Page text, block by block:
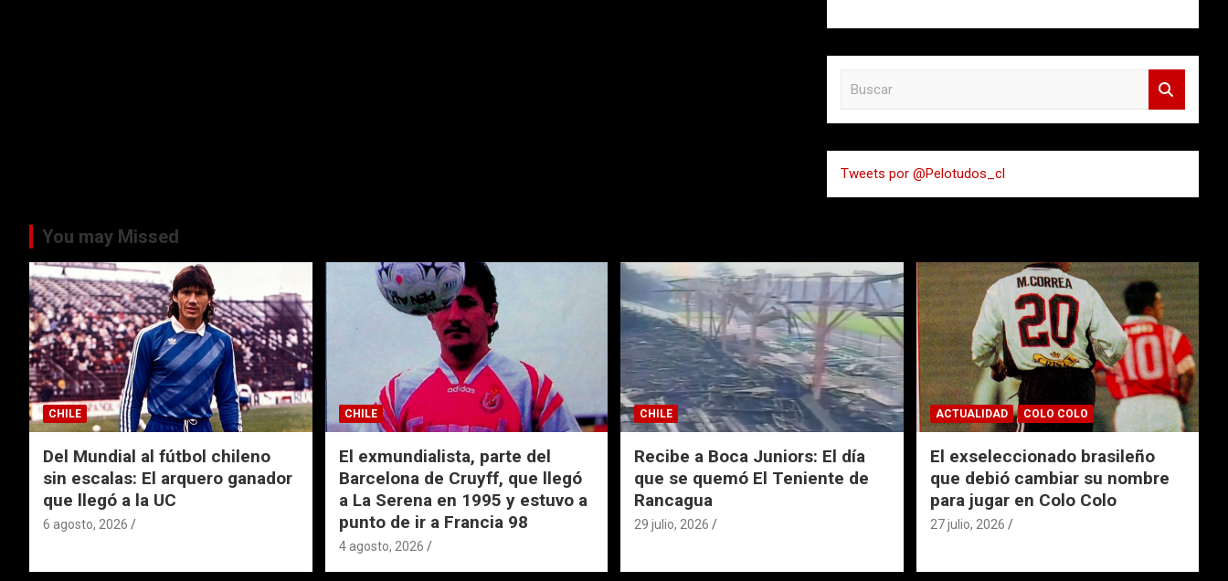
a
r
Tweets por @Pelotudos_cl
You may Missed
CHILE
Del Mundial al fútbol chileno
sin escalas: El arquero ganador
que llegó a la UC
6 agosto, 2026
CHILE
El exmundialista, parte del
Barcelona de Cruyff, que llegó
a La Serena en 1995 y estuvo a
punto de ir a Francia 98
4 agosto, 2026
CHILE
Recibe a Boca Juniors: El día
que se quemó El Teniente de
Rancagua
29 julio, 2026
ACTUALIDAD COLO COLO
El exseleccionado brasileño
que debió cambiar su nombre
para jugar en Colo Colo
27 julio, 2026